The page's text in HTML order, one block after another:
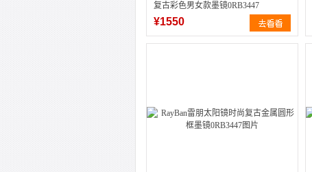
复古彩色男女款墨镜0RB3447
¥1550